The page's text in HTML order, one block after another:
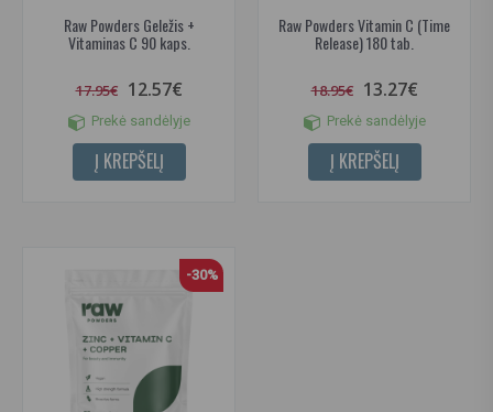
Raw Powders Geležis +
Vitaminas C 90 kaps.
17.95€ 12.57€
Prekė sandėlyje
Į KREPŠELĮ
Raw Powders Vitamin C (Time
Release) 180 tab.
18.95€ 13.27€
Prekė sandėlyje
Į KREPŠELĮ
-30%